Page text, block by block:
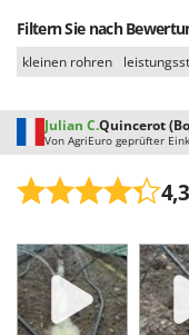
W
Waldner
Weber
WIDU
Wiper EcoRobot
Wolf Garten
Wortex
Worx
Y Yard Force
Filtern Sie nach
kleinen rohren
Julian C.
Von AgriEuro geprüfter
4,3
Leistung
Benutzerfreundlichkeit
Qualität / Preis